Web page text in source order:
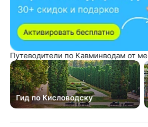
Путеводители по Кавминводам от
Гид по Кисловодску